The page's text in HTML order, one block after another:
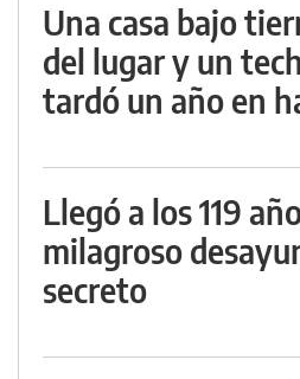
Una casa bajo
del lugar y un
tardó un año en
Llegó a los 119
milagroso
secreto